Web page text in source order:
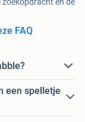
FAQ
een spelletje